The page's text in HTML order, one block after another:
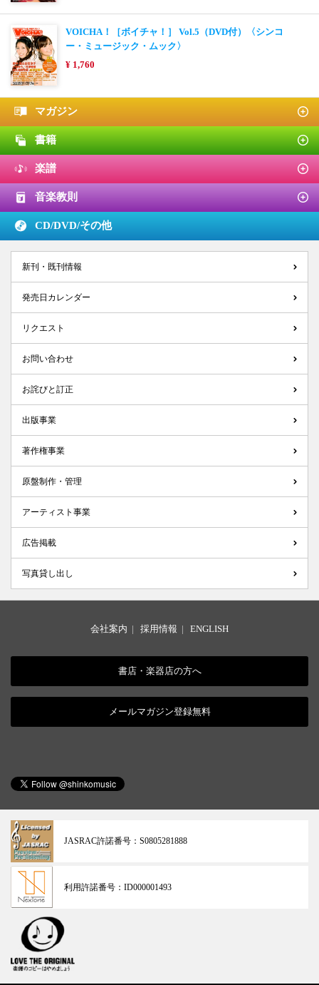
VOICHA！［ボイチャ！］ Vol.5（DVD付）〈シンコ
ー・ミュージック・ムック〉
¥ 1,760
マガジン
書籍
楽譜
音楽教則
CD/DVD/その他
新刊・既刊情報
発売日カレンダー
リクエスト
お問い合わせ
お詫びと訂正
出版事業
著作権事業
原盤制作・管理
アーティスト事業
広告掲載
写真貸し出し
会社案内 | 採用情報 | ENGLISH
書店・楽器店の方へ
メールマガジン登録無料
JASRAC許諾番号： S0805281888
利用許諾番号： ID000001493